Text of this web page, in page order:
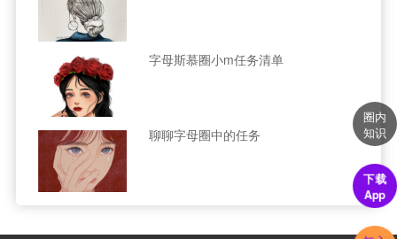
字母斯慕圈小m任务清单
聊聊字母圈中的任务
圈内
知识
下载
App